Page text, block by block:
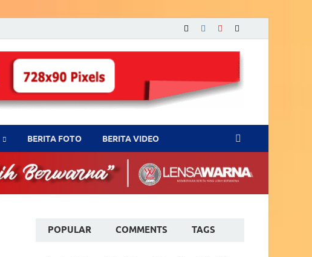
BERITA FOTO BERITA VIDEO
POPULAR COMMENTS TAGS